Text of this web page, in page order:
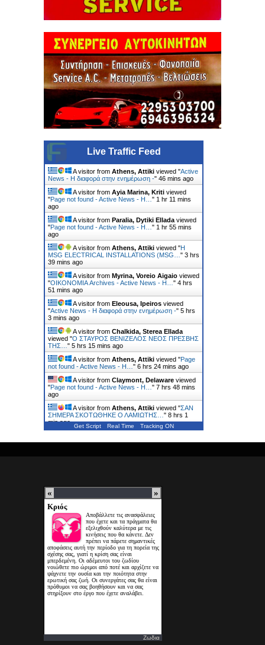
Live Traffic Feed
A visitor from Athens, Attiki viewed "Active
News - Η διαφορά στην ενημέρωση -" 46 mins ago
A visitor from Ayia Marina, Kriti viewed
"Page not found - Active News - Η… " 1 hr 11 mins
ago
A visitor from Paralia, Dytiki Ellada viewed
"Page not found - Active News - Η… " 1 hr 55 mins
ago
A visitor from Athens, Attiki viewed "Η
MSG ELECTRICAL INSTALLATIONS (MSG… " 3 hrs
39 mins ago
A visitor from Myrina, Voreio Aigaio viewed
"ΟΙΚΟΝΟΜΙΑ Archives - Active News - Η… " 4 hrs
51 mins ago
A visitor from Eleousa, Ipeiros viewed
"Active News - Η διαφορά στην ενημέρωση -" 5 hrs
3 mins ago
A visitor from Chalkida, Sterea Ellada
viewed "Ο ΣΤΑΥΡΟΣ ΒΕΝΙΖΕΛΟΣ ΝΕΟΣ ΠΡΕΣΒΗΣ
ΤΗΣ… " 5 hrs 15 mins ago
A visitor from Athens, Attiki viewed "Page
not found - Active News - Η… " 6 hrs 24 mins ago
A visitor from Claymont, Delaware viewed
"Page not found - Active News - Η… " 7 hrs 48 mins
ago
A visitor from Athens, Attiki viewed "ΣΑΝ
ΣΗΜΕΡΑ ΣΚΟΤΩΘΗΚΕ Ο ΛΑΜΙΩΤΗΣ… " 8 hrs 1
min ago
Get Script Real Time Tracking ON
Ζωδια